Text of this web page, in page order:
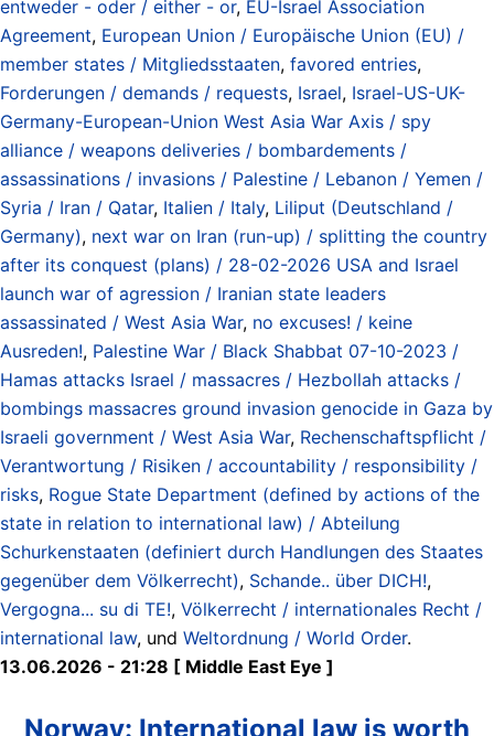
entweder - oder / either - or, EU-Israel Association
Agreement, European Union / Europäische Union (EU) /
member states / Mitgliedsstaaten, favored entries,
Forderungen / demands / requests, Israel, Israel-US-UK-
Germany-European-Union West Asia War Axis / spy
alliance / weapons deliveries / bombardements /
assassinations / invasions / Palestine / Lebanon / Yemen /
Syria / Iran / Qatar, Italien / Italy, Liliput (Deutschland /
Germany), next war on Iran (run-up) / splitting the country
after its conquest (plans) / 28-02-2026 USA and Israel
launch war of agression / Iranian state leaders
assassinated / West Asia War, no excuses! / keine
Ausreden!, Palestine War / Black Shabbat 07-10-2023 /
Hamas attacks Israel / massacres / Hezbollah attacks /
bombings massacres ground invasion genocide in Gaza by
Israeli government / West Asia War, Rechenschaftspflicht /
Verantwortung / Risiken / accountability / responsibility /
risks, Rogue State Department (defined by actions of the
state in relation to international law) / Abteilung
Schurkenstaaten (definiert durch Handlungen des Staates
gegenüber dem Völkerrecht), Schande.. über DICH!,
Vergogna... su di TE!, Völkerrecht / internationales Recht /
international law, und Weltordnung / World Order.
13.06.2026 - 21:28 [ Middle East Eye ]
Norway: International law is worth